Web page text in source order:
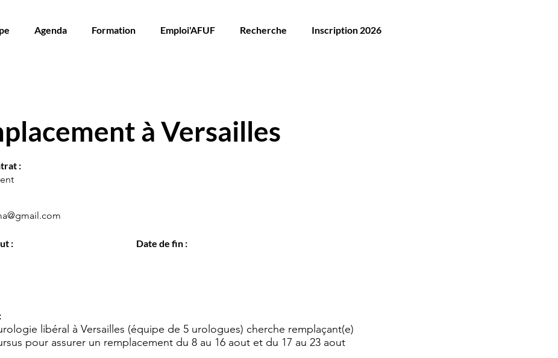
Agenda Formation Emploi'AFUF Recherche Inscription 2026
à Versailles
:
:
Date de fin :
libéral à Versailles (équipe de 5 urologues) cherche remplaçant(e)
pour assurer un remplacement du 8 au 16 aout et du 17 au 23 aout